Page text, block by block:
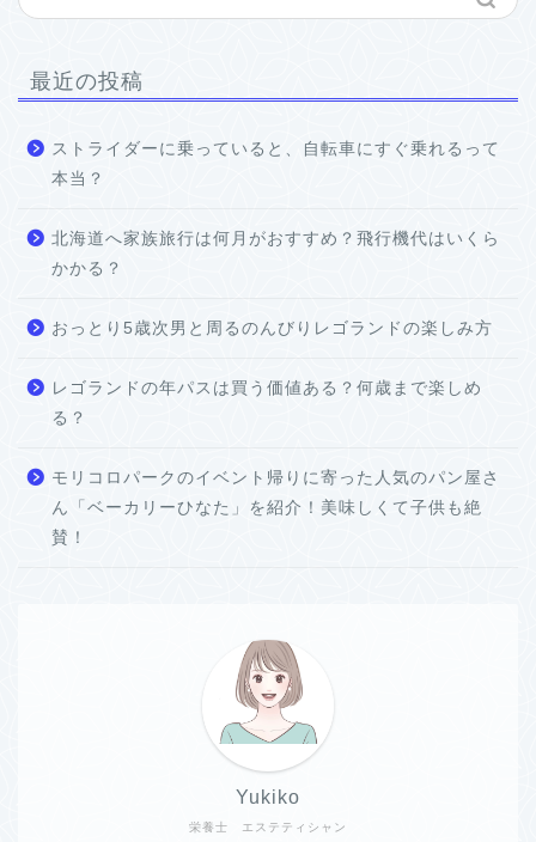
最近の投稿
ストライダーに乗っていると、自転車にすぐ乗れるって
本当？
北海道へ家族旅行は何月がおすすめ？飛行機代はいくら
かかる？
おっとり5歳次男と周るのんびりレゴランドの楽しみ方
レゴランドの年パスは買う価値ある？何歳まで楽しめ
る？
モリコロパークのイベント帰りに寄った人気のパン屋さ
ん「ベーカリーひなた」を紹介！美味しくて子供も絶
賛！
栄養士 エステティシャン
Yukiko